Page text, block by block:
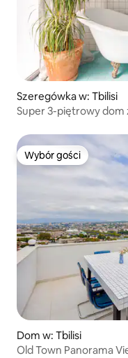
Szeregówka w: Tbilisi
Super 3-piętrowy
Wybór gości
Wybór gości
Dom w: Tbilisi
Old Town Panorama